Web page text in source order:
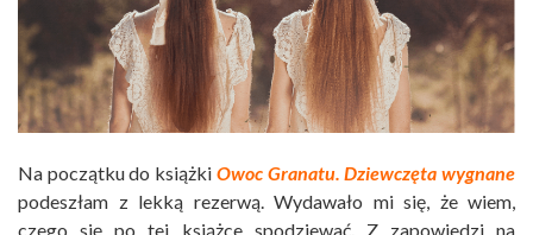
Na początku do książki Owoc Granatu. Dziewczęta wygnane
podeszłam z lekką rezerwą. Wydawało mi się, że wiem,
czego się po tej książce spodziewać. Z zapowiedzi na